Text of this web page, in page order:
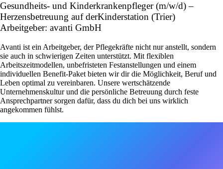
Gesundheits- und Kinderkrankenpfleger (m/w/d) –
Herzensbetreuung auf derKinderstation (Trier)
Arbeitgeber: avanti GmbH
Avanti ist ein Arbeitgeber, der Pflegekräfte nicht nur anstellt, sondern
sie auch in schwierigen Zeiten unterstützt. Mit flexiblen
Arbeitszeitmodellen, unbefristeten Festanstellungen und einem
individuellen Benefit-Paket bieten wir dir die Möglichkeit, Beruf und
Leben optimal zu vereinbaren. Unsere wertschätzende
Unternehmenskultur und die persönliche Betreuung durch feste
Ansprechpartner sorgen dafür, dass du dich bei uns wirklich
angekommen fühlst.